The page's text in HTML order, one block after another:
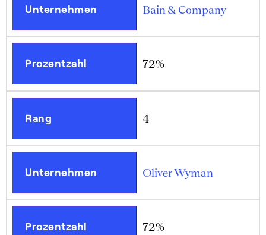
Unternehmen Bain & Company
Prozentzahl 72%
Rang 4
Unternehmen Oliver Wyman
Prozentzahl 72%